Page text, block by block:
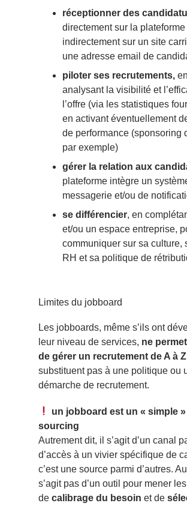
réceptionner des
directement sur la plateforme
indirectement sur un site
une adresse email de
piloter ses recrutements, en
analysant la visibilité et
l’offre (via les statistiques
en activant éventuellement
de performance (sponsoring
par exemple)
gérer la relation aux
plateforme intègre un
messagerie et/ou de
se différencier, en
et/ou un espace entreprise,
communiquer sur sa culture,
RH et sa politique de
Limites du jobboard
Les jobboards, même s’ils ont
leur niveau de services, ne
de gérer un recrutement de A à Z
substituent pas à une politique ou
démarche de recrutement.
un jobboard est un « simple
sourcing
Autrement dit, il s’agit d’un canal
d’accès à un vivier spécifique de
c’est une source parmi d’autres.
s’agit pas d’un outil pour mener
de calibrage du besoin et de